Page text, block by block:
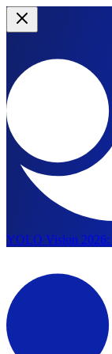
YOLO Vision 2026: